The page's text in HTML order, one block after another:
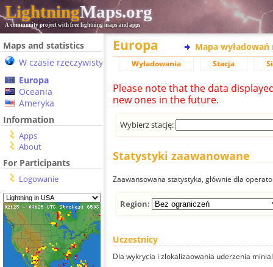
LightningMaps.org
A community project with free lightning maps and apps
Maps and statistics
W czasie rzeczywistym
Europa
Oceania
Ameryka
Information
Apps
About
For Participants
Logowanie
Europa Mapa wyładowań
Wyładowania Stacja
Please note that the data
new ones in the future.
Wybierz stację:
Statystyki zaawanowane
Zaawansowana statystyka, głównie dla
Region:
Uczestnicy
Dla wykrycia i zlokalizaowania uderzenia